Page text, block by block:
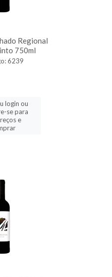
Regional
750ml
6239
login ou
se para
e